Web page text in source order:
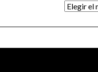
Histórico